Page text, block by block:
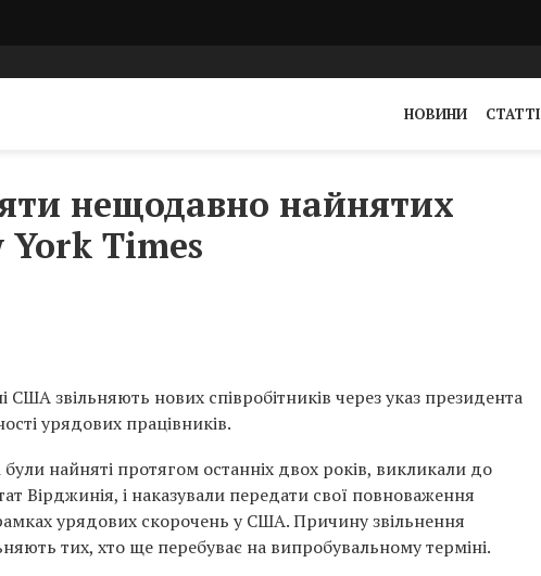
НОВИНИ СТАТТІ
нещодавно найнятих
York Times
звільняють нових співробітників через указ президента
урядових працівників.
найняті протягом останніх двох років, викликали до
Вірджинія, і наказували передати свої повноваження
урядових скорочень у США. Причину звільнення
тих, хто ще перебуває на випробувальному терміні.